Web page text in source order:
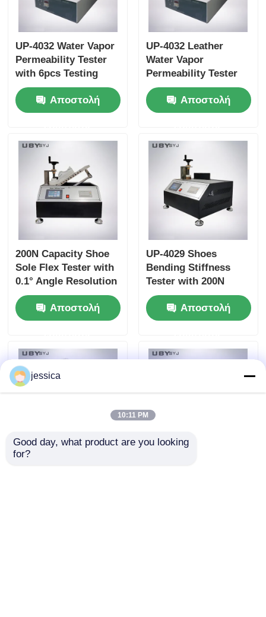
UP-4032 Water Vapor
Permeability Tester
with 6pcs Testing
Bottle, 75 ±5cpm
Bottles Holder Speed,
and 30±1 mm Bottle
Leather and Textile
Αποστολή
UP-4032 Leather
Water Vapor
Permeability Tester
with 6pcs Testing
Bottle for Footwear
EN ISO 20344 SATRA
Αποστολή
200N Capacity Shoe
Sole Flex Tester with
0.1° Angle Resolution
and Adjustable
Bending Speed for
Footwear Quality
Αποστολή
UP-4029 Shoes
Bending Stiffness
Tester with 200N
Capacity Adjustable
Bending Speed and
High Precision Angle
Footwear Testing
Αποστολή
jessica
10:11 PM
Good day, what product are you looking
for?